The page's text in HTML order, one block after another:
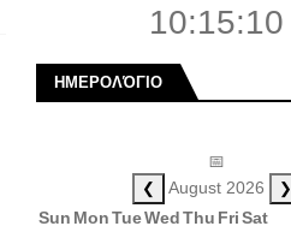
10:15:11
ΗΜΕΡΟΛΌΓΙΟ
📅
❮ August 2026 ❯
Sun MonTueWedThu FriSat